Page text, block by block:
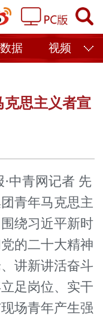
数据 视频
克思主义者宣
青网记者 先
青年马克思主
绕习近平新时
的二十大精神
讲新讲活奋斗
足岗位、实干
场青年产生强